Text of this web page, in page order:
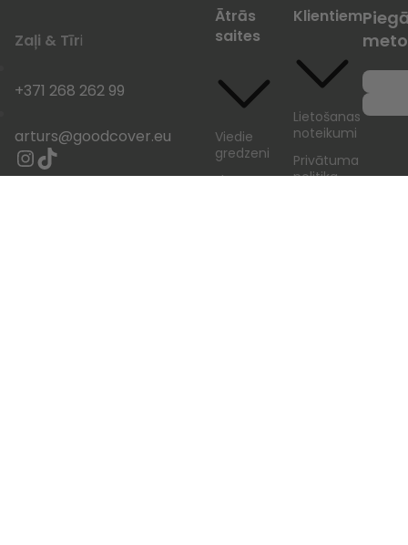
Zaļi & Tīri
+371 268 262 99
arturs@goodcover.eu
Ātrās
saites
Viedie
gredzeni
Ekrānu
Klientiem
Lietošanas
noteikumi
Privātuma
politika